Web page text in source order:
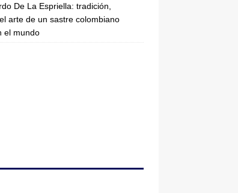
De La Espriella: tradición,
arte de un sastre colombiano
el mundo